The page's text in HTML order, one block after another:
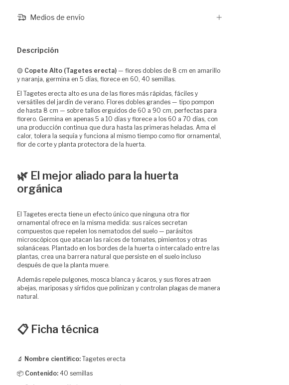
Medios de envío
Descripción
🟡 Copete Alto (Tagetes erecta) — flores dobles de 8 cm en amarillo
y naranja, germina en 5 días, florece en 60, 40 semillas.
El Tagetes erecta alto es una de las flores más rápidas, fáciles y
versátiles del jardín de verano. Flores dobles grandes — tipo pompon
de hasta 8 cm — sobre tallos erguidos de 60 a 90 cm, perfectas para
florero. Germina en apenas 5 a 10 días y florece a los 60 a 70 días, con
una producción continua que dura hasta las primeras heladas. Ama el
calor, tolera la sequía y funciona al mismo tiempo como flor ornamental,
flor de corte y planta protectora de la huerta.
🌿 El mejor aliado para la huerta
orgánica
El Tagetes erecta tiene un efecto único que ninguna otra flor
ornamental ofrece en la misma medida: sus raíces secretan
compuestos que repelen los nematodos del suelo — parásitos
microscópicos que atacan las raíces de tomates, pimientos y otras
solanáceas. Plantado en los bordes de la huerta o intercalado entre las
plantas, crea una barrera natural que persiste en el suelo incluso
después de que la planta muere.
Además repele pulgones, mosca blanca y ácaros, y sus flores atraen
abejas, mariposas y sírfidos que polinizan y controlan plagas de manera
natural.
📋 Ficha técnica
🔬 Nombre científico: Tagetes erecta
📦 Contenido: 40 semillas